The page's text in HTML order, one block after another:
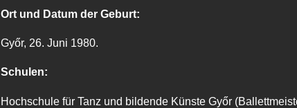
Ort und Datum der Geburt:
Győr, 26. Juni 1980.
Schulen:
Hochschule für Tanz und bildende Künste Győr